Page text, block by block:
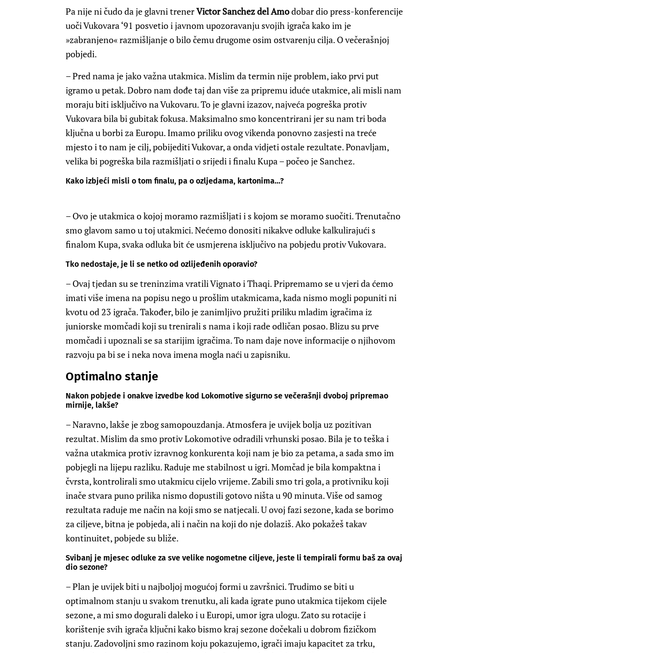
Pa nije ni čudo da je glavni trenerVictor Sanchez del Amodobar dio press-konferencije
uoči Vukovara ‘91 posvetio i javnom upozoravanju svojih igrača kako im je
»zabranjeno« razmišljanje o bilo čemu drugome osim ostvarenju cilja. O večerašnjoj
pobjedi.
– Pred nama je jako važna utakmica. Mislim da termin nije problem, iako prvi put
igramo u petak. Dobro nam dođe taj dan više za pripremu iduće utakmice, ali misli nam
moraju biti isključivo na Vukovaru. To je glavni izazov, najveća pogreška protiv
Vukovara bila bi gubitak fokusa. Maksimalno smo koncentrirani jer su nam tri boda
ključna u borbi za Europu. Imamo priliku ovog vikenda ponovno zasjesti na treće
mjesto i to nam je cilj, pobijediti Vukovar, a onda vidjeti ostale rezultate. Ponavljam,
velika bi pogreška bila razmišljati o srijedi i finalu Kupa – počeo je Sanchez.
Kako izbjeći misli o tom finalu, pa o ozljedama, kartonima…?
– Ovo je utakmica o kojoj moramo razmišljati i s kojom se moramo suočiti. Trenutačno
smo glavom samo u toj utakmici. Nećemo donositi nikakve odluke kalkulirajući s
finalom Kupa, svaka odluka bit će usmjerena isključivo na pobjedu protiv Vukovara.
Tko nedostaje, je li se netko od ozlijeđenih oporavio?
– Ovaj tjedan su se treninzima vratili Vignato i Thaqi. Pripremamo se u vjeri da ćemo
imati više imena na popisu nego u prošlim utakmicama, kada nismo mogli popuniti ni
kvotu od 23 igrača. Također, bilo je zanimljivo pružiti priliku mladim igračima iz
juniorske momčadi koji su trenirali s nama i koji rade odličan posao. Blizu su prve
momčadi i upoznali se sa starijim igračima. To nam daje nove informacije o njihovom
razvoju pa bi se i neka nova imena mogla naći u zapisniku.
Optimalno stanje
Nakon pobjede i onakve izvedbe kod Lokomotive sigurno se večerašnji dvoboj pripremao
mirnije, lakše?
– Naravno, lakše je zbog samopouzdanja. Atmosfera je uvijek bolja uz pozitivan
rezultat. Mislim da smo protiv Lokomotive odradili vrhunski posao. Bila je to teška i
važna utakmica protiv izravnog konkurenta koji nam je bio za petama, a sada smo im
pobjegli na lijepu razliku. Raduje me stabilnost u igri. Momčad je bila kompaktna i
čvrsta, kontrolirali smo utakmicu cijelo vrijeme. Zabili smo tri gola, a protivniku koji
inače stvara puno prilika nismo dopustili gotovo ništa u 90 minuta. Više od samog
rezultata raduje me način na koji smo se natjecali. U ovoj fazi sezone, kada se borimo
za ciljeve, bitna je pobjeda, ali i način na koji do nje dolaziš. Ako pokažeš takav
kontinuitet, pobjede su bliže.
Svibanj je mjesec odluke za sve velike nogometne ciljeve, jeste li tempirali formu baš za ovaj
dio sezone?
– Plan je uvijek biti u najboljoj mogućoj formi u završnici. Trudimo se biti u
optimalnom stanju u svakom trenutku, ali kada igrate puno utakmica tijekom cijele
sezone, a mi smo dogurali daleko i u Europi, umor igra ulogu. Zato su rotacije i
korištenje svih igrača ključni kako bismo kraj sezone dočekali u dobrom fizičkom
stanju. Zadovoljni smo razinom koju pokazujemo, igrači imaju kapacitet za trku,